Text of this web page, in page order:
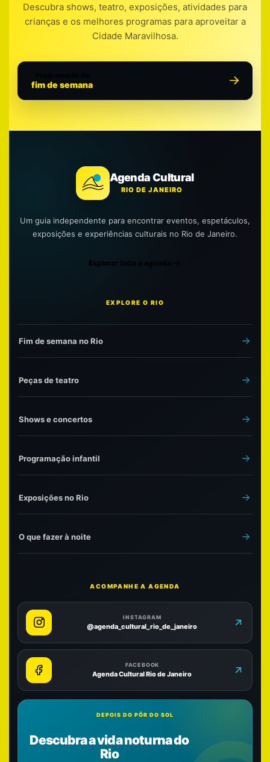
Descubra shows, teatro, exposições, atividades para
crianças e os melhores programas para aproveitar a
Cidade Maravilhosa.
fim de semana
Agenda Cultural
RIO DE JANEIRO
Um guia independente para encontrar eventos, espetáculos,
exposições e experiências culturais no Rio de Janeiro.
Explorar toda a agenda
EXPLORE O RIO
Fim de semana no Rio
Peças de teatro
Shows e concertos
Programação infantil
Exposições no Rio
O que fazer à noite
ACOMPANHE A AGENDA
INSTAGRAM
@agenda_cultural_rio_de_janeiro
FACEBOOK
Agenda Cultural Rio de Janeiro
DEPOIS DO PÔR DO SOL
Descubra a vida noturna do
Rio